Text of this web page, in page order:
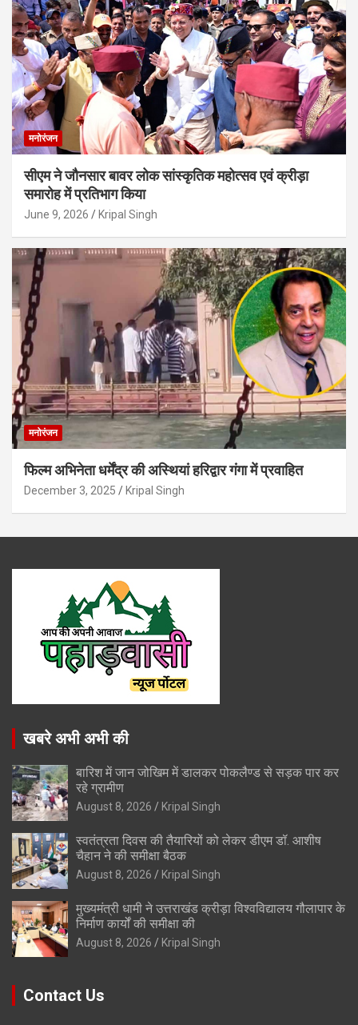
मनोरंजन
सीएम ने जौनसार बावर लोक सांस्कृतिक महोत्सव एवं क्रीड़ा
समारोह में प्रतिभाग किया
June 9, 2026 Kripal Singh
मनोरंजन
फिल्म अभिनेता धर्मेंद्र की अस्थियां हरिद्वार गंगा में प्रवाहित
December 3, 2025 Kripal Singh
खबरे अभी अभी की
बारिश में जान जोखिम में डालकर पोकलैण्ड से सड़क पार कर
रहे ग्रामीण
August 8, 2026 Kripal Singh
स्वतंत्रता दिवस की तैयारियों को लेकर डीएम डॉ. आशीष
चैहान ने की समीक्षा बैठक
August 8, 2026 Kripal Singh
मुख्यमंत्री धामी ने उत्तराखंड क्रीड़ा विश्वविद्यालय गौलापार के
निर्माण कार्यों की समीक्षा की
August 8, 2026 Kripal Singh
Contact Us